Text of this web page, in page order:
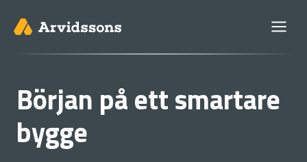
Början på ett smartare
bygge